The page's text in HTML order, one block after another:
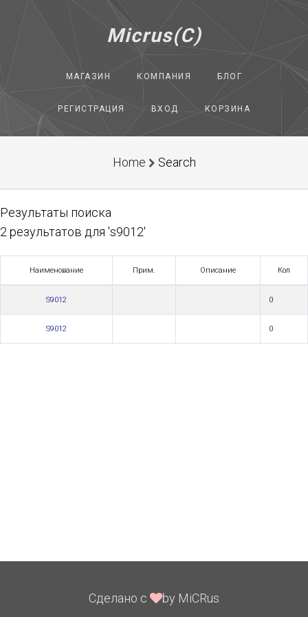
Micrus(C)
МАГАЗИН КОМПАНИЯ БЛОГ
РЕГИСТРАЦИЯ ВХОД КОРЗИНА
Home Search
Результаты поиска
2 результатов для 's9012'
Наименование Прим. Описание Кол
S9012 0
S9012 0
Сделано с by MiCRus